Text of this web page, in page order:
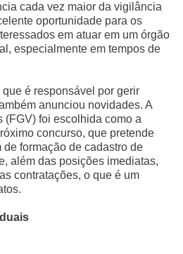
cada vez maior da vigilância
oportunidade para os
em atuar em um órgão
especialmente em tempos de
é responsável por gerir
anunciou novidades. A
(FGV) foi escolhida como a
concurso, que pretende
formação de cadastro de
além das posições imediatas,
contratações, o que é um